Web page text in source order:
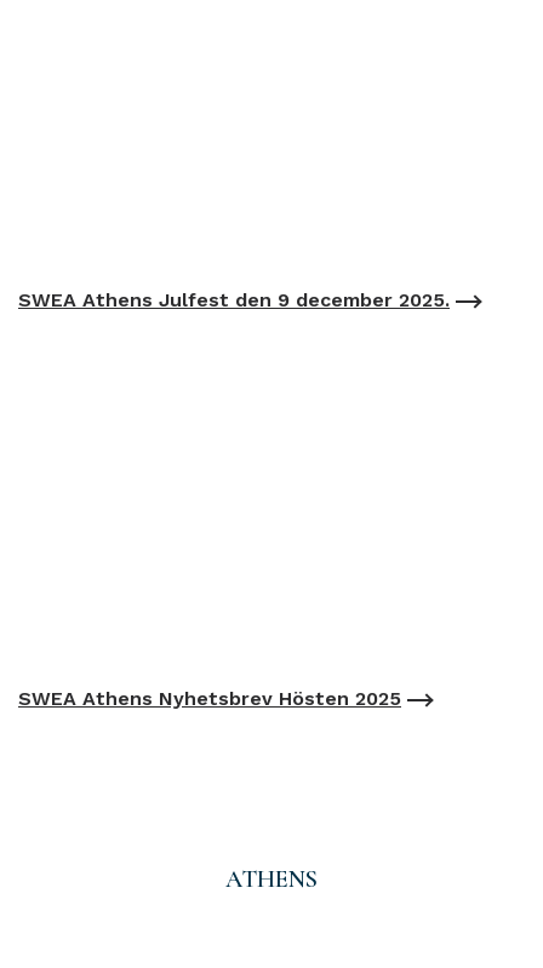
SWEA Athens Julfest den 9 december 2025.
SWEA Athens Nyhetsbrev Hösten 2025
ATHENS